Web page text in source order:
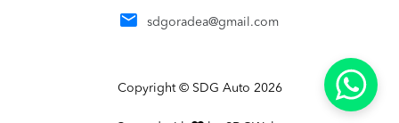
sdgoradea@gmail.com
Copyright © SDG Auto 2026